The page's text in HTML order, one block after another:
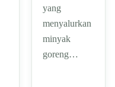
yang
menyalurkan
minyak
goreng…